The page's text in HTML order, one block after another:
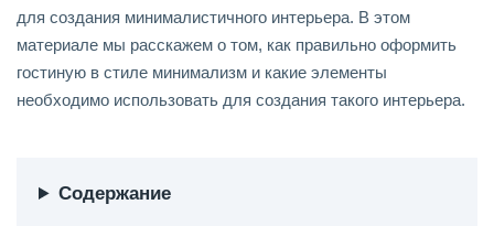
для создания минималистичного интерьера. В этом
материале мы расскажем о том, как правильно оформить
гостиную в стиле минимализм и какие элементы
необходимо использовать для создания такого интерьера.
Содержание